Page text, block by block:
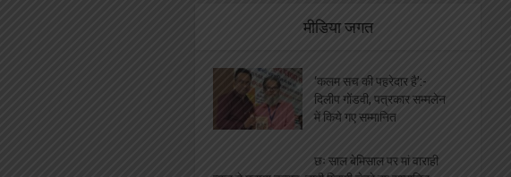
मीडिया जगत
‘कलम सच की पहरेदार है’:-
दिलीप गोंडवी, पत्रकार सम्मलेन
में किये गए सम्मानित
छः साल बेमिसाल पर मां वाराही